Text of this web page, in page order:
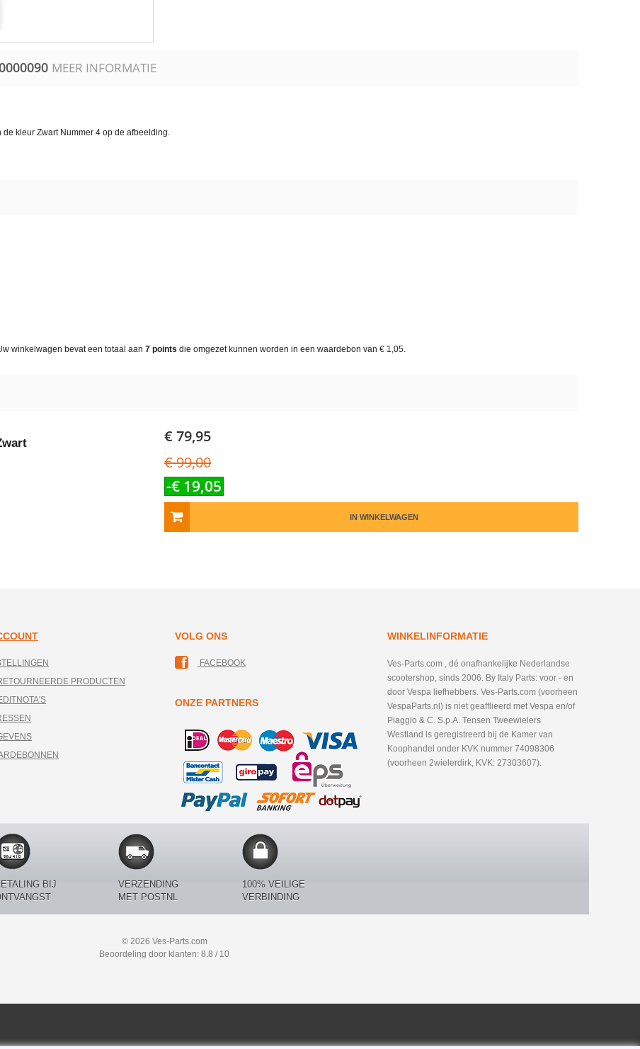
MEER INFORMATIE
kleur Zwart Nummer 4 op de afbeelding.
winkelwagen bevat een totaal aan 7 points die omgezet kunnen worden in een waardebon van € 1,05.
€ 79,95
€ 99,00
-€ 19,05
IN WINKELWAGEN
PRODUCTEN
VOLG ONS
FACEBOOK
ONZE PARTNERS
WINKELINFORMATIE
Ves-Parts.com , dé onafhankelijke Nederlandse
scootershop, sinds 2006. By Italy Parts: voor - en
door Vespa liefhebbers. Ves-Parts.com (voorheen
VespaParts.nl) is niet geafflieerd met Vespa en/of
Piaggio & C. S.p.A. Tensen Tweewielers
Westland is geregistreerd bij de Kamer van
Koophandel onder KVK nummer 74098306
(voorheen 2wielerdirk, KVK: 27303607).
BIJ
VERZENDING
MET POSTNL
100% VEILIGE
VERBINDING
© 2026 Ves-Parts.com
Beoordeling door klanten: 8.8 / 10